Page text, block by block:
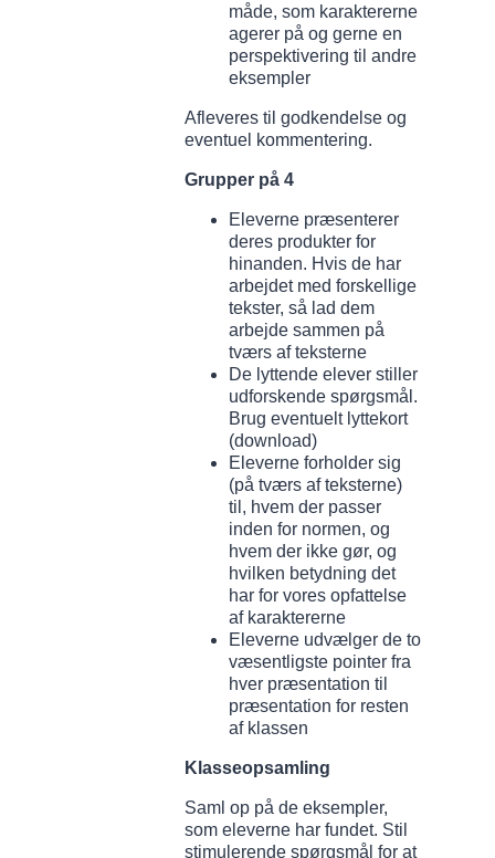
måde, som karaktererne
agerer på og gerne en
perspektivering til andre
eksempler
Afleveres til godkendelse og
eventuel kommentering.
Grupper på 4
Eleverne præsenterer
deres produkter for
hinanden. Hvis de har
arbejdet med forskellige
tekster, så lad dem
arbejde sammen på
tværs af teksterne
De lyttende elever stiller
udforskende spørgsmål.
Brug eventuelt lyttekort
(download)
Eleverne forholder sig
(på tværs af teksterne)
til, hvem der passer
inden for normen, og
hvem der ikke gør, og
hvilken betydning det
har for vores opfattelse
af karaktererne
Eleverne udvælger de to
væsentligste pointer fra
hver præsentation til
præsentation for resten
af klassen
Klasseopsamling
Saml op på de eksempler,
som eleverne har fundet. Stil
stimulerende spørgsmål for at